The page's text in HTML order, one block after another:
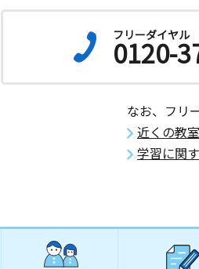
フリーダイヤル
0120-
なお、フリ
近くの教
学習に関